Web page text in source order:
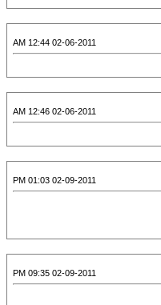
02-06-2011 12:44 AM
02-06-2011 12:46 AM
02-09-2011 01:03 PM
02-09-2011 09:35 PM